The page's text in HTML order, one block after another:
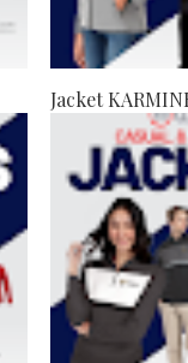
Jacket